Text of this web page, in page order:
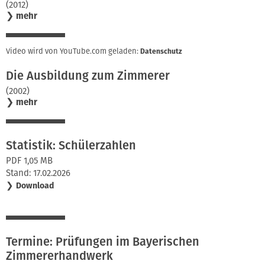
(2012)
❯ mehr
Video wird von YouTube.com geladen: Datenschutz
Die Ausbildung zum Zimmerer
(2002)
❯ mehr
Statistik: Schülerzahlen
PDF 1,05 MB
Stand: 17.02.2026
❯ Download
Termine: Prüfungen im Bayerischen
Zimmererhandwerk